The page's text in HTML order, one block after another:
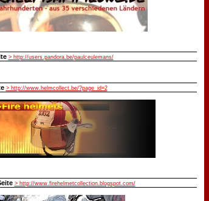
> http://users.pandora.be/paulceulemans/
> http://www.helmcollect.be/?page_id=2
> http://www.firehelmetcollection.blogspot.com/